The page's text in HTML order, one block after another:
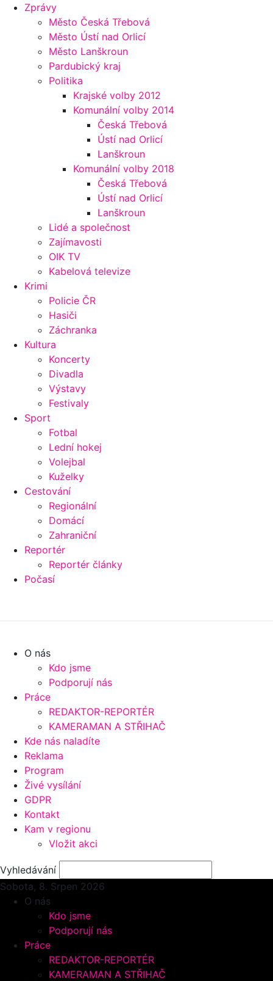
Zprávy
Město Česká Třebová
Město Ústí nad Orlicí
Město Lanškroun
Pardubický kraj
Politika
Krajské volby 2012
Komunální volby 2014
Česká Třebová
Ústí nad Orlicí
Lanškroun
Komunální volby 2018
Česká Třebová
Ústí nad Orlicí
Lanškroun
Lidé a společnost
Zajímavosti
OIK TV
Kabelová televize
Krimi
Policie ČR
Hasiči
Záchranka
Kultura
Koncerty
Divadla
Výstavy
Festivaly
Sport
Fotbal
Lední hokej
Volejbal
Kuželky
Cestování
Regionální
Domácí
Zahraniční
Reportér
Reportér články
Počasí
O nás
Kdo jsme
Podporují nás
Práce
REDAKTOR-REPORTÉR
KAMERAMAN A STŘIHAČ
Kde nás naladíte
Reklama
Program
Živé vysílání
GDPR
Kontakt
Kam v regionu
Vložit akci
Vyhledávání
Sobota, 8. Srpen 2026
O nás
Kdo jsme
Podporují nás
Práce
REDAKTOR-REPORTÉR
KAMERAMAN A STŘIHAČ